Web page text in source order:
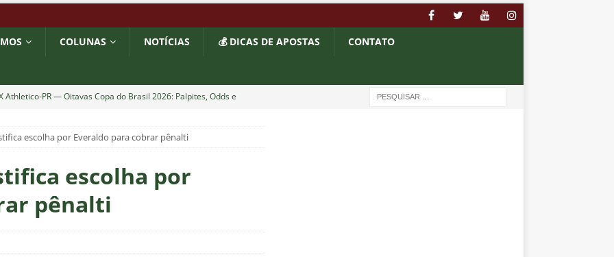
COLUNAS NOTÍCIAS 💰 DICAS DE APOSTAS CONTATO
Athletico-PR — Oitavas Copa do Brasil 2026: Palpites, Odds e
torcedores do Fluminense detonam diretoria e pedem
vira grande preocupação no Fluminense; saiba a situação do
escolha por Everaldo para cobrar pênalti
escolha por
pênalti